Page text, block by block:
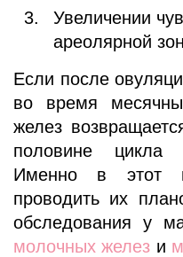
Увеличении
ареолярной
Если после
во время
желез
половине цикла
Именно в этот
проводить их
обследования у
молочных желез и